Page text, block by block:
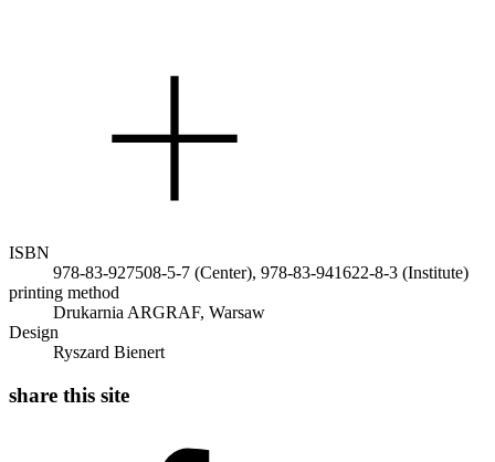
ISBN
978-83-927508-5-7 (Center), 978-83-941622-8-3 (Institute)
printing method
Drukarnia ARGRAF, Warsaw
Design
Ryszard Bienert
share this site